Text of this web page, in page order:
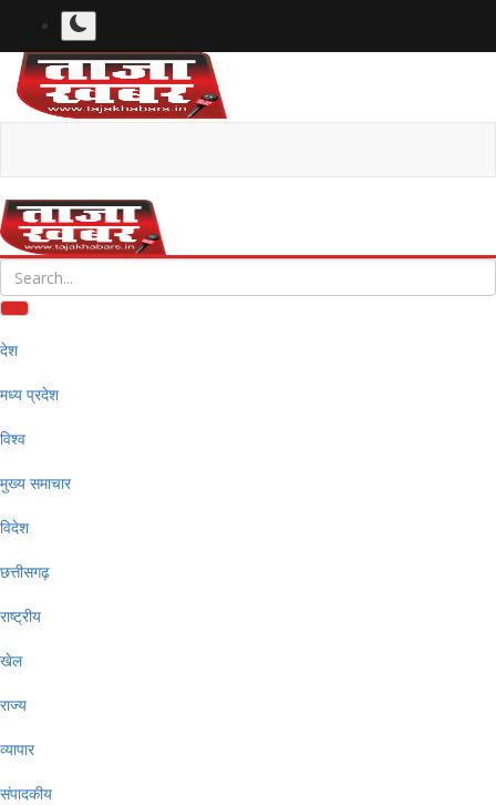
देश
मध्य प्रदेश
विश्व
मुख्य समाचार
विदेश
छत्तीसगढ़
राष्ट्रीय
खेल
राज्य
व्यापार
संपादकीय